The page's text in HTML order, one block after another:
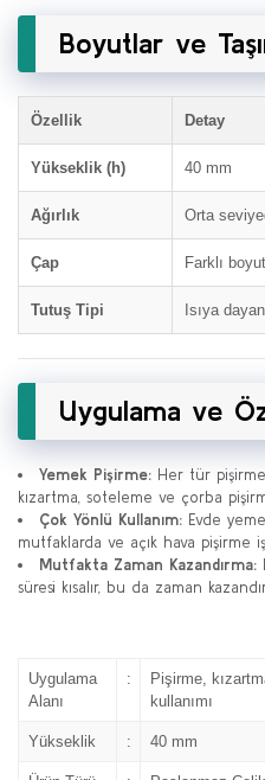
Boyutlar ve
Özellik Detay
Yükseklik (h) 40 mm
Ağırlık Orta
Çap Farklı
Tutuş Tipi Isıya
Uygulama ve
Yemek Pişirme: Her tür
kızartma, soteleme ve çorba
Çok Yönlü Kullanım: Evde
mutfaklarda ve açık hava pişirme
Mutfakta Zaman Kazandırma:
süresi kısalır, bu da zaman
Uygulama
Alanı
:
Pişirme,
kullanımı
Yükseklik : 40 mm